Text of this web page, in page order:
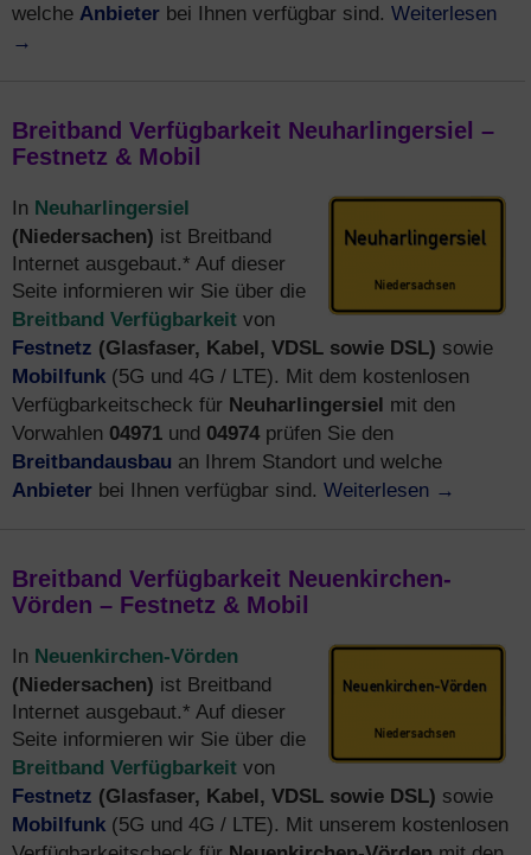
welche Anbieter bei Ihnen verfügbar sind. Weiterlesen
→
Breitband Verfügbarkeit Neuharlingersiel –
Festnetz & Mobil
In Neuharlingersiel
(Niedersachen) ist Breitband
Internet ausgebaut.* Auf dieser
Seite informieren wir Sie über die
Breitband Verfügbarkeit von
Festnetz (Glasfaser, Kabel, VDSL sowie DSL) sowie
Mobilfunk (5G und 4G / LTE). Mit dem kostenlosen
Verfügbarkeitscheck für Neuharlingersiel mit den
Vorwahlen 04971 und 04974 prüfen Sie den
Breitbandausbau an Ihrem Standort und welche
Anbieter bei Ihnen verfügbar sind. Weiterlesen →
Breitband Verfügbarkeit Neuenkirchen-
Vörden – Festnetz & Mobil
In Neuenkirchen-Vörden
(Niedersachen) ist Breitband
Internet ausgebaut.* Auf dieser
Seite informieren wir Sie über die
Breitband Verfügbarkeit von
Festnetz (Glasfaser, Kabel, VDSL sowie DSL) sowie
Mobilfunk (5G und 4G / LTE). Mit unserem kostenlosen